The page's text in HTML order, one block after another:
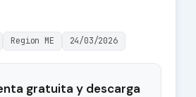
Region ME 24/03/2026
gratuita y descarga